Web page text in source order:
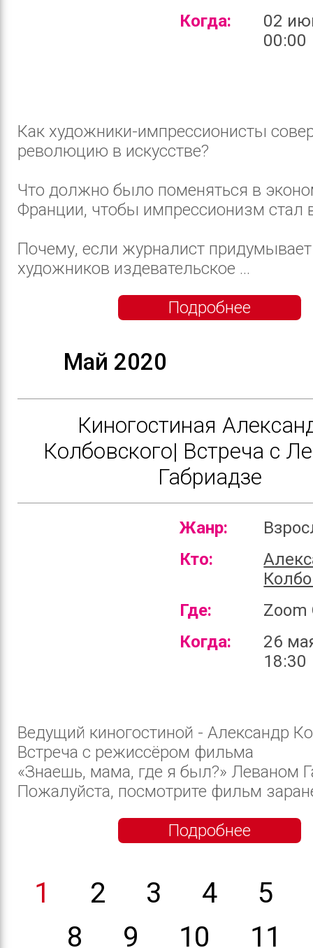
Когда:
02
00:00
Как художники-импрессионисты
революцию в искусстве?
Что должно было поменяться в
Франции, чтобы импрессионизм стал
Почему, если журналист
художников издевательское ...
Подробнее
Май 2020
Киногостиная
Колбовского| Встреча с
Габриадзе
Жанр:
Кто:
Где:
Zoom
Когда:
26
18:30
Ведущий киногостиной - Александр
Встреча с режиссёром фильма
«Знаешь, мама, где я был?» Леваном
Пожалуйста, посмотрите фильм
Подробнее
1 2 3 4
5
8
9 10 11